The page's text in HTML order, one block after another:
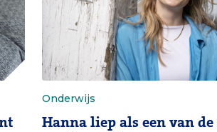
Onderwijs
Hanna liep als een van de